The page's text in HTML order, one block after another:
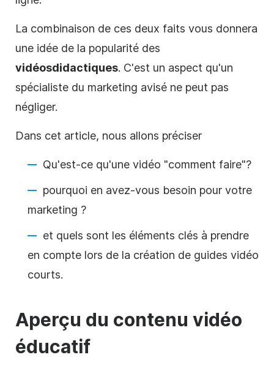
La combinaison de ces deux faits vous donnera
une idée de la popularité des
vidéosdidactiques. C'est un aspect qu'un
spécialiste du marketing avisé ne peut pas
négliger.
Dans cet article, nous allons préciser
Qu'est-ce qu'une vidéo "comment faire"?
pourquoi en avez-vous besoin pour votre
marketing ?
et quels sont les éléments clés à prendre
en compte lors de la création de guides vidéo
courts.
Aperçu du contenu vidéo
éducatif